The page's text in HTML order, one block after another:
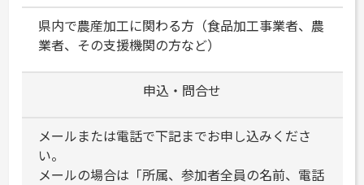
県内で農産加工に関わる方（食品加工事業者、農
業者、その支援機関の方など）
申込・問合せ
メールまたは電話で下記までお申し込みくださ
い。
メールの場合は「所属、参加者全員の名前、電話